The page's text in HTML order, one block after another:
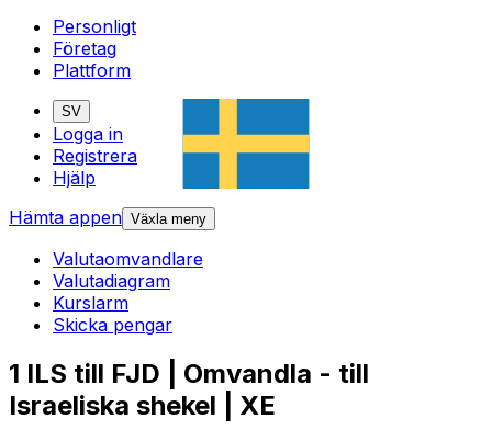
Personligt
Företag
Plattform
SV
Logga in
Registrera
Hjälp
Hämta appen Växla meny
Valutaomvandlare
Valutadiagram
Kurslarm
Skicka pengar
1 ILS till FJD | Omvandla - till
Israeliska shekel | XE